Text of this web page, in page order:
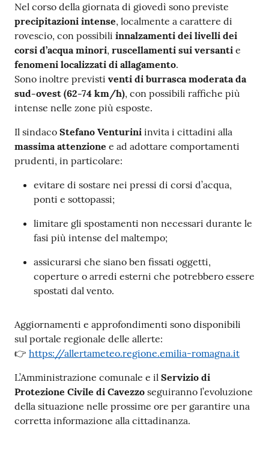
gli
argomenti...
Seguici
su
Nel corso della giornata di giovedì sono previste
precipitazioni intense, localmente a carattere di
rovescio, con possibili innalzamenti dei livelli dei
corsi d’acqua minori, ruscellamenti sui versanti e
fenomeni localizzati di allagamento.
Sono inoltre previsti venti di burrasca moderata da
sud-ovest (62-74 km/h), con possibili raffiche più
intense nelle zone più esposte.
Il sindaco Stefano Venturini invita i cittadini alla
massima attenzione e ad adottare comportamenti
prudenti, in particolare:
evitare di sostare nei pressi di corsi d’acqua,
ponti e sottopassi;
limitare gli spostamenti non necessari durante le
fasi più intense del maltempo;
assicurarsi che siano ben fissati oggetti,
coperture o arredi esterni che potrebbero essere
spostati dal vento.
Aggiornamenti e approfondimenti sono disponibili
sul portale regionale delle allerte:
👉 https://allertameteo.regione.emilia-romagna.it
L’Amministrazione comunale e il Servizio di
Protezione Civile di Cavezzo seguiranno l’evoluzione
della situazione nelle prossime ore per garantire una
corretta informazione alla cittadinanza.